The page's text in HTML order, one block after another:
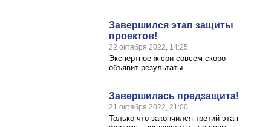
Завершился этап защиты
проектов!
22 октября 2022, 14:25
Экспертное жюри совсем скоро
объявит результаты
Завершилась предзащита!
21 октября 2022, 21:00
Только что закончился третий этап